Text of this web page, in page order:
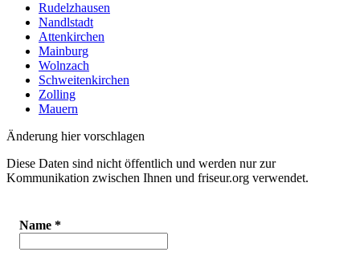
Rudelzhausen
Nandlstadt
Attenkirchen
Mainburg
Wolnzach
Schweitenkirchen
Zolling
Mauern
Änderung hier vorschlagen
Diese Daten sind nicht öffentlich und werden nur zur
Kommunikation zwischen Ihnen und friseur.org verwendet.
Name *